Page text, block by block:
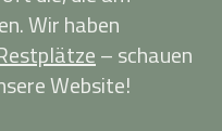
Wir haben
– schauen
Website!